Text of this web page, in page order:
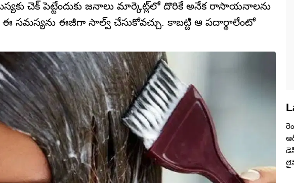
చెక్ పెట్టేందుకు జనాలు మార్కెట్ల్‌లో దొరికే అనేక రాసాయనాలను
ఈ సమస్యను ఈజీగా సాల్వ్ చేసుకోవచ్చు. కాబట్టి ఆ పదార్థాలేంటో